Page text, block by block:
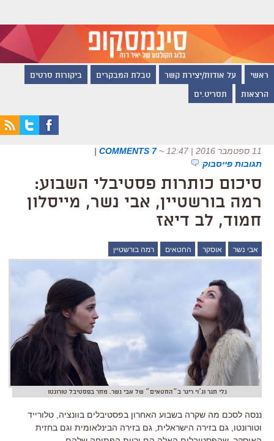
ראשי על אודות/יצירת קשר טבלת המבקרים ביקורות סרטים
הרצאות תסריט.ים
11 ספטמבר 2016 | 12:47 ~
7 COMMENTS
|
תגובות פייסבוק
סיכום כותרות פסטיבלי השבוע:
רמה בורשטיין, אבי נשר, מייסלון
חמוד, לב דיאז
אבי נשר אוסקר החטאים רמה בורשטיין
נלי תגר וג׳וי ריגר ב״החטאים״ של אבי נשר. מחר בפסטיבל טורונטו
ננסה לסכם מה שקרה בשבוע האחרון בפסטיבלים בוונציה, טלורייד
וטורונטו, גם בזירה הישראלית, גם בזירה הבינלאומית וגם בחזית